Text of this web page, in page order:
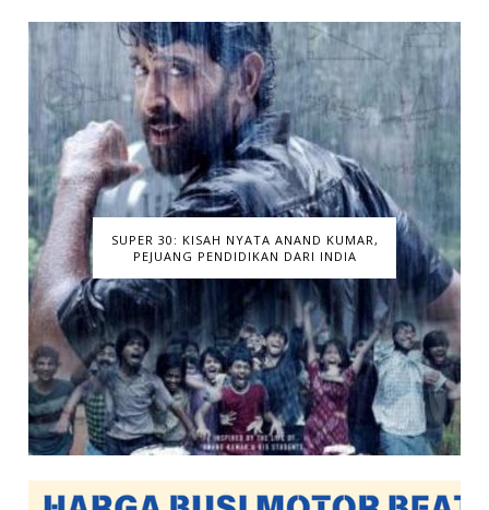
SUPER 30: KISAH NYATA ANAND KUMAR,
PEJUANG PENDIDIKAN DARI INDIA